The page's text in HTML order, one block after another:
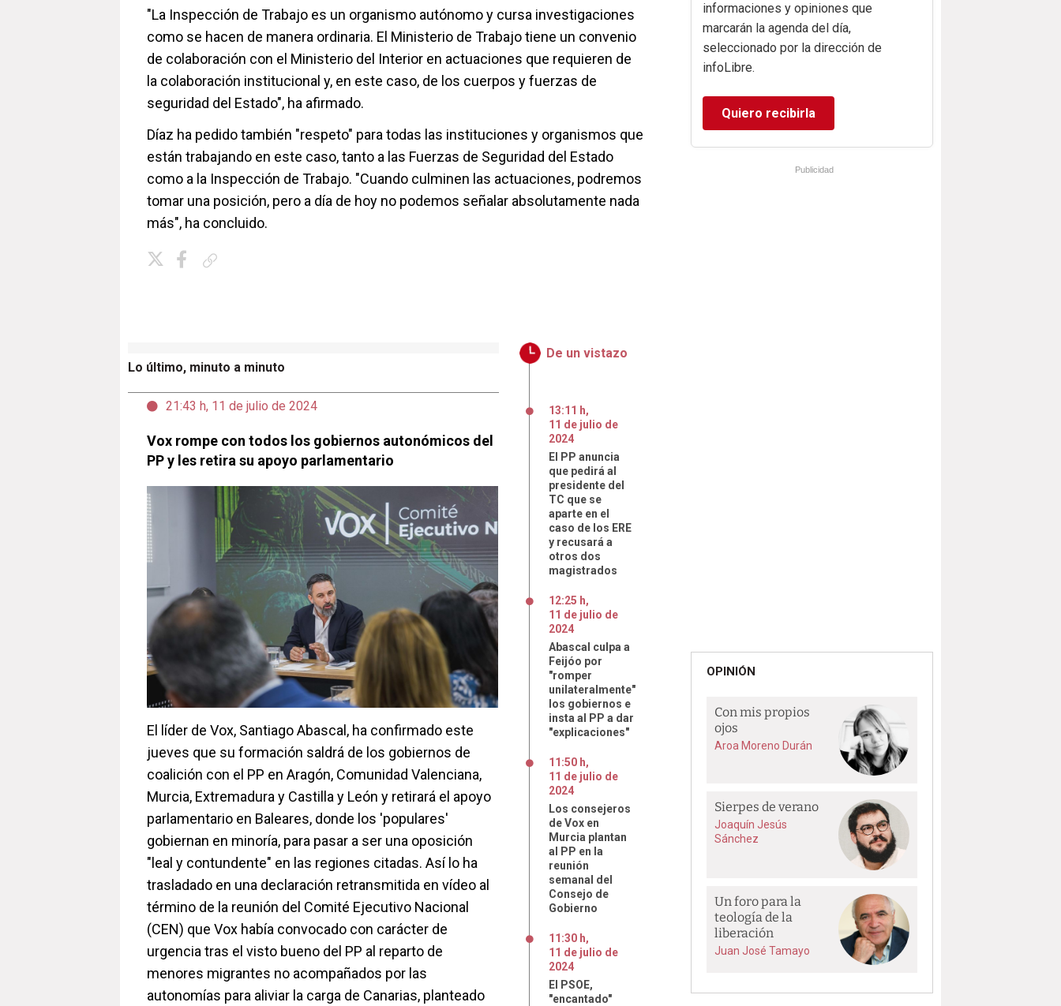
"La Inspección de Trabajo es un organismo autónomo y cursa investigaciones
como se hacen de manera ordinaria. El Ministerio de Trabajo tiene un convenio
de colaboración con el Ministerio del Interior en actuaciones que requieren de
la colaboración institucional y, en este caso, de los cuerpos y fuerzas de
seguridad del Estado", ha afirmado.
Díaz ha pedido también "respeto" para todas las instituciones y organismos que
están trabajando en este caso, tanto a las Fuerzas de Seguridad del Estado
como a la Inspección de Trabajo. "Cuando culminen las actuaciones, podremos
tomar una posición, pero a día de hoy no podemos señalar absolutamente nada
más", ha concluido.
Lo último, minuto a minuto
21:43 h, 11 de julio de 2024
Vox rompe con todos los gobiernos autonómicos del
PP y les retira su apoyo parlamentario
El líder de Vox, Santiago Abascal, ha confirmado este
jueves que su formación saldrá de los gobiernos de
coalición con el PP en Aragón, Comunidad Valenciana,
Murcia, Extremadura y Castilla y León y retirará el apoyo
parlamentario en Baleares, donde los 'populares'
gobiernan en minoría, para pasar a ser una oposición
"leal y contundente" en las regiones citadas. Así lo ha
trasladado en una declaración retransmitida en vídeo al
término de la reunión del Comité Ejecutivo Nacional
(CEN) que Vox había convocado con carácter de
urgencia tras el visto bueno del PP al reparto de
menores migrantes no acompañados por las
autonomías para aliviar la carga de Canarias, planteado
De un vistazo
13:11 h,
11 de julio de
2024
El PP anuncia
que pedirá al
presidente del
TC que se
aparte en el
caso de los ERE
y recusará a
otros dos
magistrados
12:25 h,
11 de julio de
2024
Abascal culpa a
Feijóo por
"romper
unilateralmente"
los gobiernos e
insta al PP a dar
"explicaciones"
11:50 h,
11 de julio de
2024
Los consejeros
de Vox en
Murcia plantan
al PP en la
reunión
semanal del
Consejo de
Gobierno
11:30 h,
11 de julio de
2024
El PSOE,
"encantado"
informaciones y opiniones que
marcarán la agenda del día,
seleccionado por la dirección de
infoLibre.
Quiero recibirla
Publicidad
OPINIÓN
Con mis propios
ojos
Aroa Moreno Durán
Sierpes de verano
Joaquín Jesús
Sánchez
Un foro para la
teología de la
liberación
Juan José Tamayo